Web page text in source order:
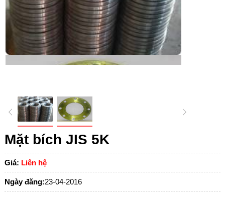
Mặt bích JIS 5K
Giá: Liên hệ
Ngày đăng:23-04-2016